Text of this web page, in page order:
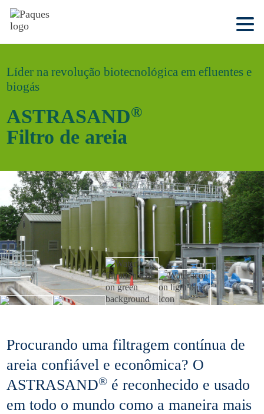
Líder na revolução biotecnológica em efluentes e
biogás
ASTRASAND®
Filtro de areia
Procurando uma filtragem contínua de
areia confiável e econômica? O
ASTRASAND® é reconhecido e usado
em todo o mundo como a maneira mais